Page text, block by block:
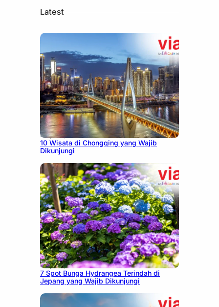
Latest
July 30, 2026
10 Wisata di Chongqing yang Wajib
Dikunjungi
July 23, 2026
7 Spot Bunga Hydrangea Terindah di
Jepang yang Wajib Dikunjungi